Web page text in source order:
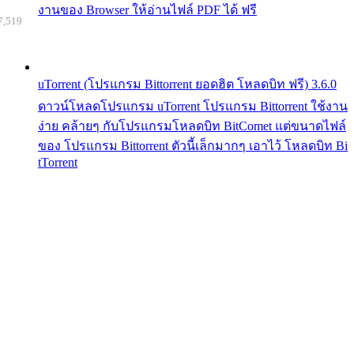
งานของ Browser ให้อ่านไฟล์ PDF ได้ ฟรี
uTorrent (โปรแกรม Bittorrent ยอดฮิต โหลดบิท ฟรี) 3.6.0
ดาวน์โหลดโปรแกรม uTorrent โปรแกรม Bittorrent ใช้งาน
ง่าย คล้ายๆ กับโปรแกรมโหลดบิท BitComet แต่ขนาดไฟล์
ของ โปรแกรม Bittorrent ตัวนี้เล็กมากๆ เอาไว้ โหลดบิท Bi
tTorrent